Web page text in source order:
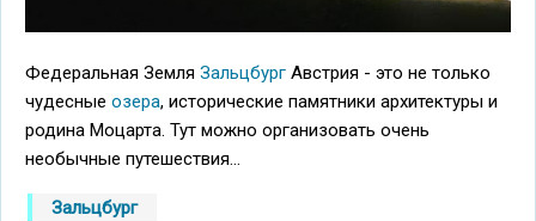
Федеральная Земля Зальцбург Австрия - это не только
чудесные озера, исторические памятники архитектуры и
родина Моцарта. Тут можно организовать очень
необычные путешествия...
Зальцбург